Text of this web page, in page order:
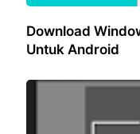
Download
Untuk Android